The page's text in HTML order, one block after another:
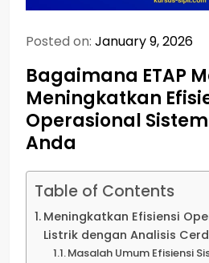
Posted on: January 9, 2026
Bagaimana ETAP
Meningkatkan
Operasional
Anda
Table of Contents
Meningkatkan Efisiensi
Listrik dengan Analisis
Masalah Umum Efisiensi